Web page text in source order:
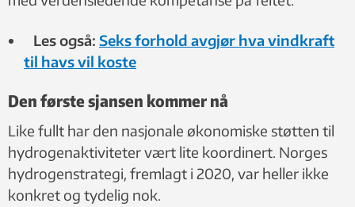
Les også: Seks forhold avgjør hva vindkraft
til havs vil koste
Den første sjansen kommer nå
Like fullt har den nasjonale økonomiske støtten til
hydrogenaktiviteter vært lite koordinert. Norges
hydrogenstrategi, fremlagt i 2020, var heller ikke
konkret og tydelig nok.